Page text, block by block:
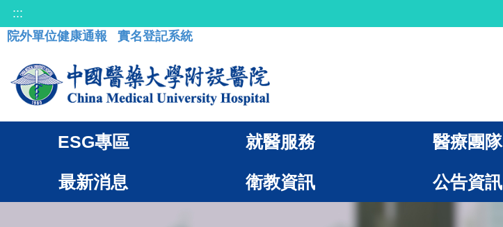
:::
院外單位健康通報
實名登記系統
ESG專區 就醫服務 醫療團隊
最新消息 衛教資訊 公告資訊